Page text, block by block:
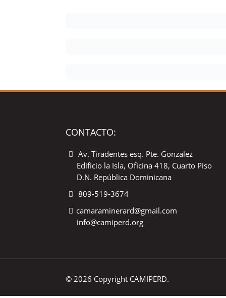
CONTACTO:
Av. Tiradentes esq. Pte. Gonzalez
Edificio la Isla, Oficina 418, Cuarto Piso
D.N. República Dominicana
809-519-3674
camaraminerard@gmail.com
info@camiperd.org
© 2026 Copyright CAMIPERD.